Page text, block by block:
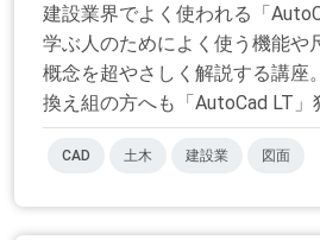
建設業界でよく使われる「
学ぶ人のためによく使う機能や
概念を超やさしく解説する講座
換え組の方へも「AutoCad LT」
CAD 土木 建設業 図面